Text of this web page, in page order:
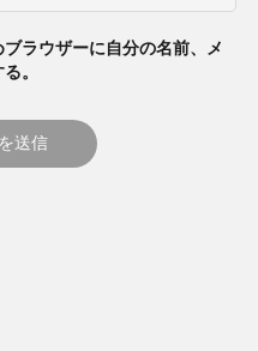
ラウザーに自分の名前、メ
。